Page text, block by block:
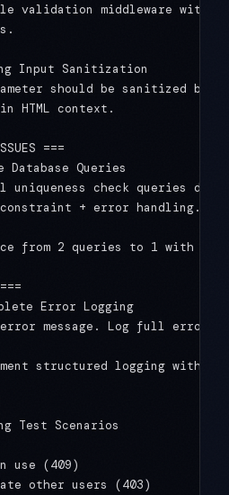
validation middleware with
Input Sanitization
should be sanitized
HTML context.
===
Queries
uniqueness check queries
constraint + error handling.
from 2 queries to 1 with
Error Logging
message. Log full error
structured logging with
Test Scenarios
use (409)
other users (403)